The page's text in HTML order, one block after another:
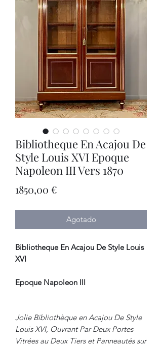
Bibliotheque En Acajou De
Style Louis XVI Epoque
Napoleon III Vers 1870
1850,00 €
Agotado
Bibliotheque En Acajou De Style Louis
XVI
Epoque Napoleon III
Jolie Bibliothèque en Acajou De Style
Louis XVI, Ouvrant Par Deux Portes
Vitrées au Deux Tiers et Panneautés sur